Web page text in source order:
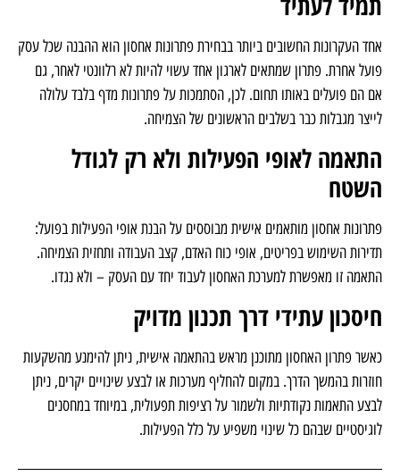
למה מדף סטנדרטי מתאים לרגע, אבל לא
תמיד לעתיד
אחד העקרונות החשובים ביותר בבחירת פתרונות אחסון הוא ההבנה שכל עסק
פועל אחרת. פתרון שמתאים לארגון אחד עשוי להיות לא רלוונטי לאחר, גם
לייצר מגבלות כבר בשלבים הראשונים של הצמיחה.
התאמה לאופי הפעילות ולא רק לגודל
השטח
פתרונות אחסון מותאמים אישית מבוססים על הבנת אופי הפעילות בפועל:
התאמה זו מאפשרת למערכת האחסון לעבוד יחד עם העסק – ולא נגדו.
חיסכון עתידי דרך תכנון מדויק
כאשר פתרון האחסון מתוכנן מראש בהתאמה אישית, ניתן להימנע מהשקעות
חוזרות בהמשך הדרך. במקום להחליף מערכות או לבצע שינויים יקרים, ניתן